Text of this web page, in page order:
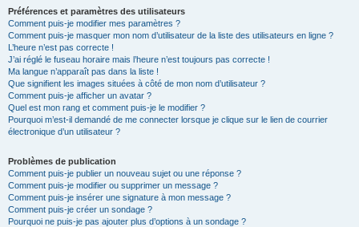
Préférences et paramètres des utilisateurs
Comment puis-je modifier mes paramètres ?
Comment puis-je masquer mon nom d’utilisateur de la liste des utilisateurs en ligne ?
L’heure n’est pas correcte !
J’ai réglé le fuseau horaire mais l’heure n’est toujours pas correcte !
Ma langue n’apparaît pas dans la liste !
Que signifient les images situées à côté de mon nom d’utilisateur ?
Comment puis-je afficher un avatar ?
Quel est mon rang et comment puis-je le modifier ?
Pourquoi m’est-il demandé de me connecter lorsque je clique sur le lien de courrier
électronique d’un utilisateur ?
Problèmes de publication
Comment puis-je publier un nouveau sujet ou une réponse ?
Comment puis-je modifier ou supprimer un message ?
Comment puis-je insérer une signature à mon message ?
Comment puis-je créer un sondage ?
Pourquoi ne puis-je pas ajouter plus d’options à un sondage ?